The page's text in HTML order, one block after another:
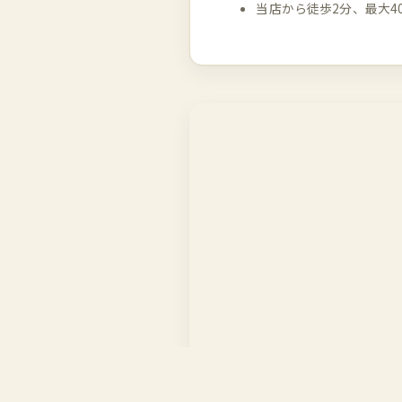
当店から徒歩2分、最大